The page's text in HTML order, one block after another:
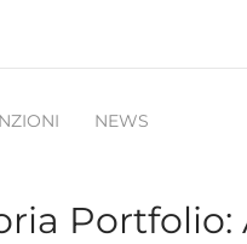
NEWS
Portfolio: